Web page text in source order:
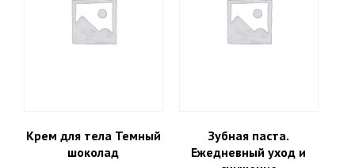
Крем для тела Темный
шоколад
Зубная паста.
Ежедневный уход и